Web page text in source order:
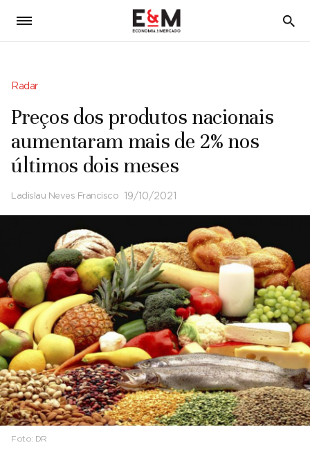
5
Radar
Preços dos produtos nacionais
aumentaram mais de 2% nos
últimos dois meses
Ladislau Neves Francisco 19/10/2021
Foto: DR